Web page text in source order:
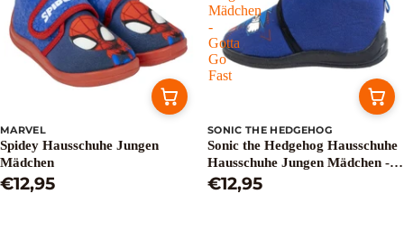
MARVEL
Spidey Hausschuhe Jungen
Mädchen
€12,95
Mädchen
-
Gotta
Go
Fast
SONIC THE HEDGEHOG
Sonic the Hedgehog Hausschuhe
Hausschuhe Jungen Mädchen -
Gotta Go Fast
€12,95